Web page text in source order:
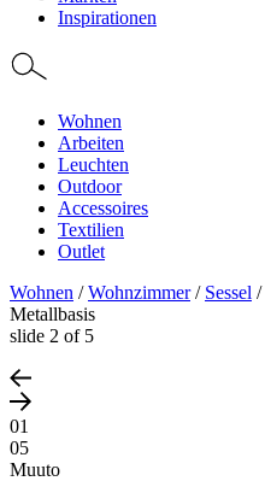
Inspirationen
Wohnen
Arbeiten
Leuchten
Outdoor
Accessoires
Textilien
Outlet
Wohnen /Wohnzimmer/ Sessel /
Metallbasis
slide 2 of 5
01
05
Muuto